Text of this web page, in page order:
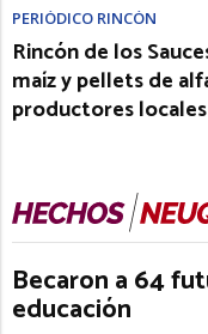
PERIÓDICO RINCÓN
Rincón de los
maíz y pellets de
productores locales
Becaron a 64
educación